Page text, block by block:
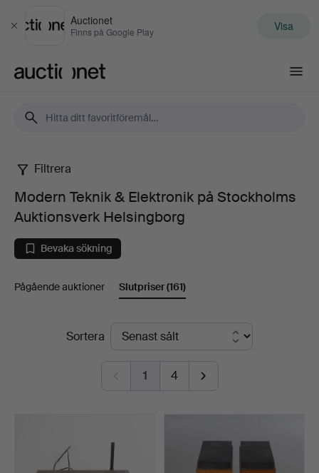
Stäng
Auctionet
Finns på Google Play Visa
Modern
Teknik
&
Elektronik
Stockholms
Auktionsverk
Filtrera
Modern Teknik & Elektronik på Stockholms
Auktionsverk Helsingborg
Bevaka sökning
Pågående auktioner Slutpriser(161)
SlutpriserSortera
1 4